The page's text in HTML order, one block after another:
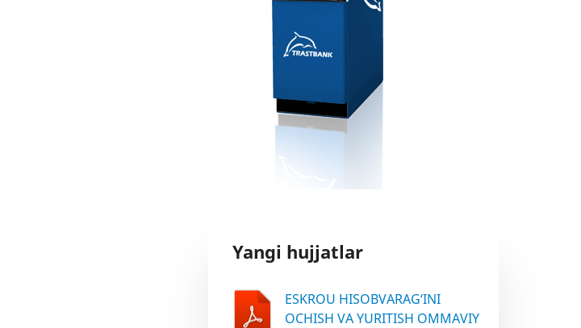
Yangi hujjatlar
ESKROU HISOBVARAG‘INI
OCHISH VA YURITISH OMMAVIY